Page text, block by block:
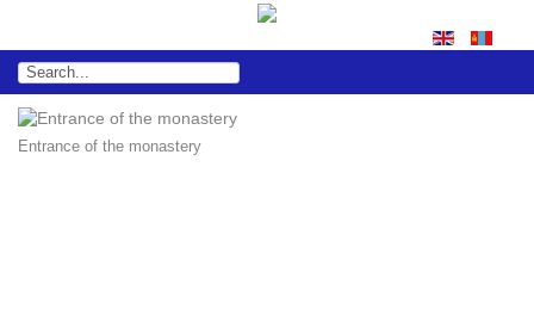
Entrance of the monastery